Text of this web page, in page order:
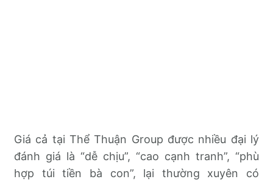
Giá cả tại Thể Thuận Group được nhiều đại lý
đánh giá là “dễ chịu”, “cao cạnh tranh”, “phù
hợp túi tiền bà con”, lại thường xuyên có